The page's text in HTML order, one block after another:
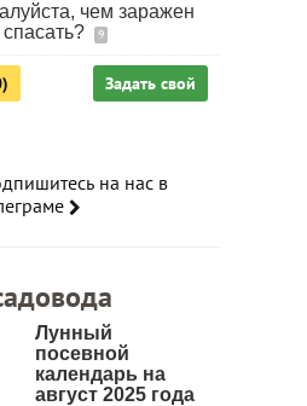
чем заражен
9
Задать свой
на нас в
Лунный
посевной
календарь на
август 2025 года